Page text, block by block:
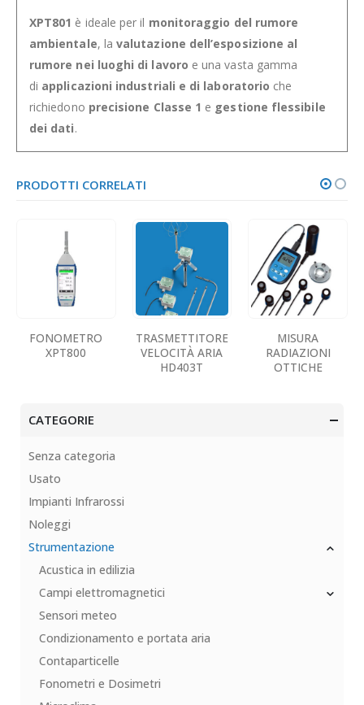
XPT801 è ideale per il monitoraggio del rumore
ambientale, lavalutazione dell’esposizione al
rumore nei luoghi di lavoro e una vasta gamma
di applicazioni industriali e di laboratorio che
richiedono precisione Classe 1 e gestione flessibile
dei dati.
PRODOTTI CORRELATI
TRASMETTITORE
VELOCITÀ ARIA
MISURA
RADIAZIONI
CATEGORIE
Senza categoria
Usato
Impianti Infrarossi
Noleggi
Strumentazione
Acustica in edilizia
Campi elettromagnetici
Sensori meteo
Condizionamento e portata aria
Contaparticelle
Fonometri e Dosimetri